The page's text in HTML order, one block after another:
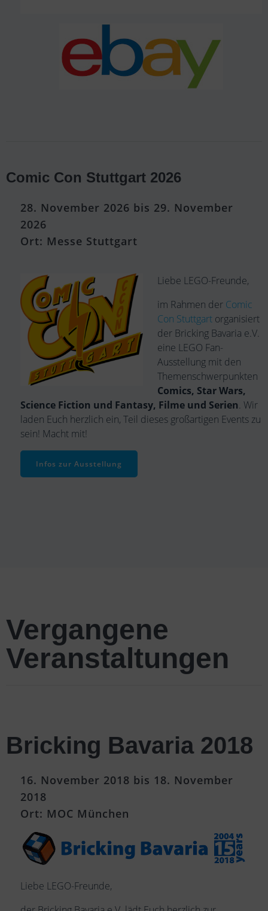
Comic Con Stuttgart 2026
28. November 2026 bis 29. November
2026
Ort: Messe Stuttgart
Liebe LEGO-Freunde,
im Rahmen der Comic
Con Stuttgart organisiert
der Bricking Bavaria e.V.
eine LEGO Fan-
Ausstellung mit den
Themenschwerpunkten
Comics, Star Wars,
Science Fiction und Fantasy, Filme und Serien. Wir
laden Euch herzlich ein, Teil dieses großartigen Events zu
sein! Macht mit!
Infos zur Ausstellung
Vergangene
Veranstaltungen
Bricking Bavaria 2018
16. November 2018 bis 18. November
2018
Ort: MOC München
Liebe LEGO-Freunde,